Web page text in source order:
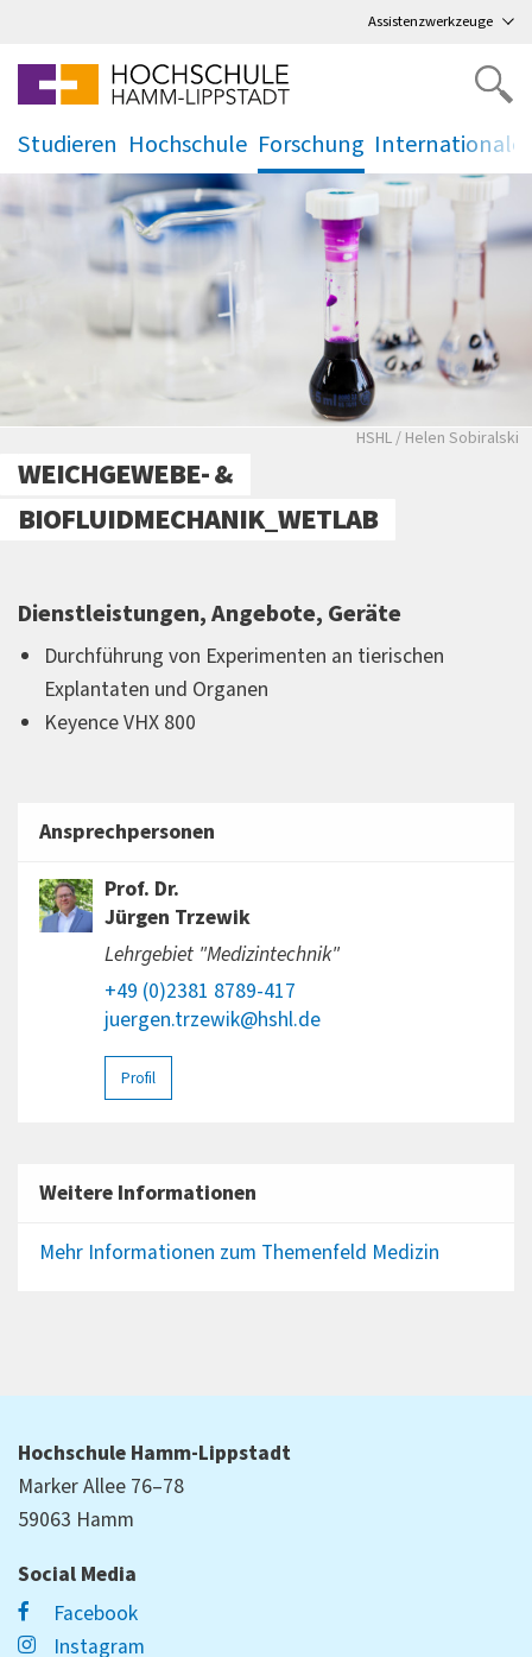
Assistenzwerkzeuge
Studieren
.
Hochschule
.
Forschung
. .
HSHL / Helen Sobiralski
WEICHGEWEBE- &
BIOFLUIDMECHANIK_WETLAB
Dienstleistungen, Angebote, Geräte
Durchführung von Experimenten an tierischen
Explantaten und Organen
Keyence VHX 800
Ansprechpersonen
Prof. Dr.
Jürgen Trzewik
Lehrgebiet "Medizintechnik"
+49 (0)2381 8789-417
juergen.trzewik@hshl.de
Profil
Weitere Informationen
Mehr Informationen zum Themenfeld Medizin
Hochschule Hamm-Lippstadt
Marker Allee 76–78
59063 Hamm
Social Media
Facebook
Instagram